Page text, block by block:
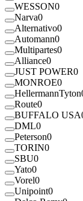
WESSON0
Narva0
Alternativo0
Automann0
Multipartes0
Alliance0
JUST POWER0
MONROE0
HellermannTyton
Route0
BUFFALO USA
DML0
Peterson0
TORIN0
SBU0
Yato0
Vorel0
Unipoint0